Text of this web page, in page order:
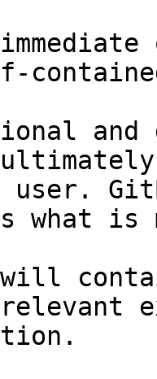
and
user.
what
will